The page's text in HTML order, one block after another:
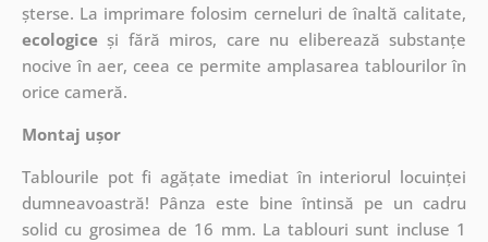
șterse. La imprimare folosim cerneluri de înaltă calitate,
ecologiceși fără miros, care nu eliberează substanțe
nocive în aer, ceea ce permite amplasarea tablourilor în
orice cameră.
Montaj ușor
Tablourile pot fi agățate imediat în interiorul locuinței
dumneavoastră! Pânza este bine întinsă pe un cadru
solid cu grosimea de 16 mm. La tablouri sunt incluse 1